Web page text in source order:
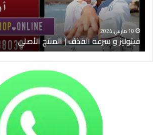
الأصلي
10 مارس، 2024
فيتوليز و سرعة القذف | المنتج الأصلي